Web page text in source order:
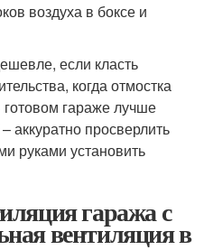
воздуха в боксе и
если класть
когда отмостка
готовом гараже лучше
аккуратно просверлить
руками установить
гаража с
вентиляция в